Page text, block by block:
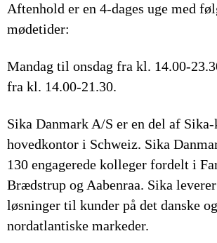
Aftenhold er en 4-dages uge med
mødetider:
Mandag til onsdag fra kl. 14.00-
fra kl. 14.00-21.30.
Sika Danmark A/S er en del af
hovedkontor i Schweiz. Sika
130 engagerede kolleger fordelt i
Brædstrup og Aabenraa. Sika
løsninger til kunder på det danske
nordatlantiske markeder.